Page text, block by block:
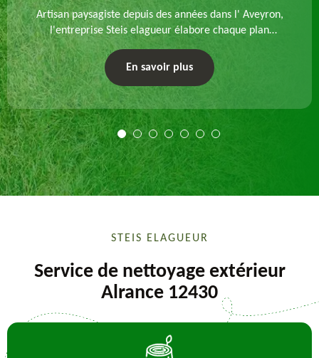
Artisan paysagiste depuis des années dans l' Aveyron,
l'entreprise Steis elagueur élabore chaque plan
d'aménagement paysager et exécute les travaux
afférents. Devis gratuit et sur mesure.
En savoir plus
STEIS ELAGUEUR
Service de nettoyage extérieur
Alrance 12430